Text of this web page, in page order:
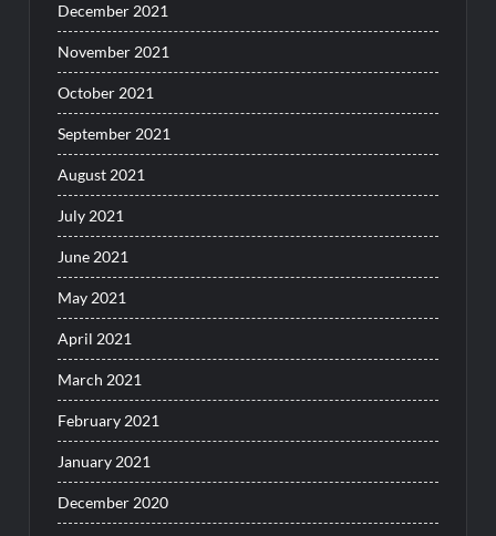
December 2021
November 2021
October 2021
September 2021
August 2021
July 2021
June 2021
May 2021
April 2021
March 2021
February 2021
January 2021
December 2020